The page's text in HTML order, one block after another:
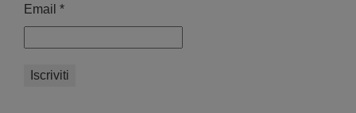
Email *